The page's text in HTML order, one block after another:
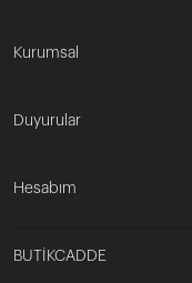
Kurumsal
Duyurular
Hesabım
BUTİKCADDE